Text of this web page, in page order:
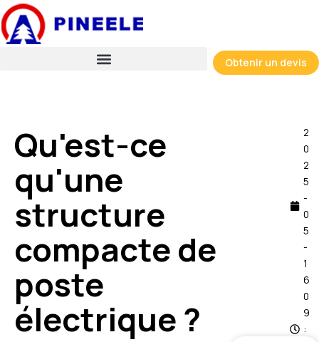
Skip
to
content
Obtenir un devis
Qu'est-ce
qu'une
structure
compacte de
poste
électrique ?
2
0
2
5
-
0
5
-
1
6
0
9
: